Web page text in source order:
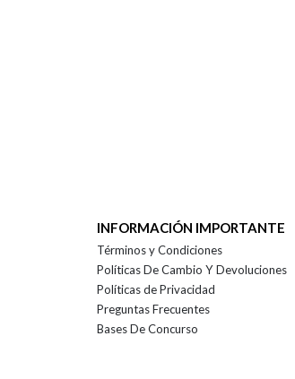
INFORMACIÓN IMPORTANTE
Términos y Condiciones
Políticas De Cambio Y Devoluciones
Políticas de Privacidad
Preguntas Frecuentes
Bases De Concurso